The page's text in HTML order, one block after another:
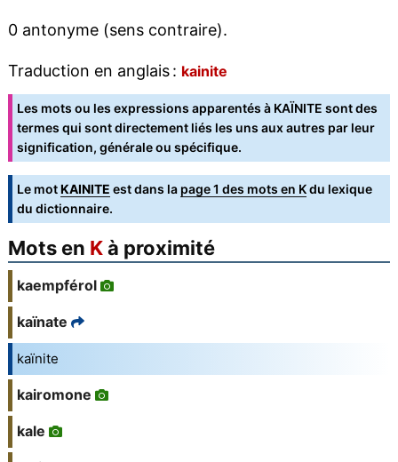
0 antonyme (sens contraire).
Traduction en anglais : kainite
Les mots ou les expressions apparentés à KAÏNITE sont des
termes qui sont directement liés les uns aux autres par leur
signification, générale ou spécifique.
Le motKAINITE est dans la page 1 des mots en Kdu lexique
du dictionnaire.
Mots en Kà proximité
kaempférol
kaïnate
kaïnite
kairomone
kale